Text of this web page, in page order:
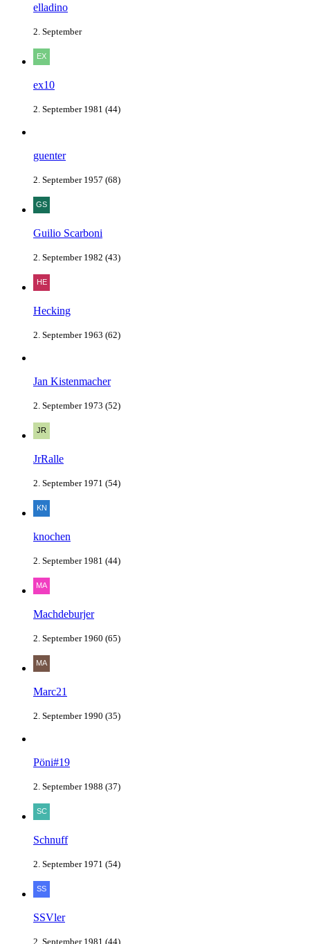
elladino
2. September
ex10
2. September 1981 (44)
guenter
2. September 1957 (68)
Guilio Scarboni
2. September 1982 (43)
Hecking
2. September 1963 (62)
Jan Kistenmacher
2. September 1973 (52)
JrRalle
2. September 1971 (54)
knochen
2. September 1981 (44)
Machdeburjer
2. September 1960 (65)
Marc21
2. September 1990 (35)
Pöni#19
2. September 1988 (37)
Schnuff
2. September 1971 (54)
SSVler
2. September 1981 (44)